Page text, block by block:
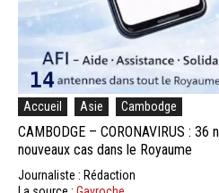
Accueil Asie Cambodge
CAMBODGE – CORONAVIRUS :
nouveaux cas dans le Royaume
Journaliste : Rédaction